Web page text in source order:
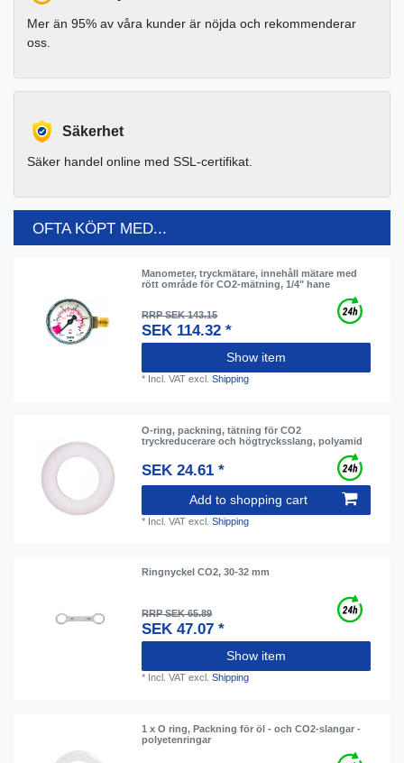
Mer än 95% av våra kunder är nöjda och rekommenderar
oss.
Säkerhet
Säker handel online med SSL-certifikat.
OFTA KÖPT MED...
Manometer, tryckmätare, innehåll mätare med
rött område för CO2-mätning, 1/4" hane
RRP SEK 143.15
SEK 114.32 *
Show item
* Incl. VAT excl.Shipping
O-ring, packning, tätning för CO2
tryckreducerare och högtrycksslang, polyamid
SEK 24.61 *
Add to shopping cart
* Incl. VAT excl.Shipping
Ringnyckel CO2, 30-32 mm
RRP SEK 65.89
SEK 47.07 *
Show item
* Incl. VAT excl.Shipping
1 x O ring, Packning för öl - och CО2-slangar -
polyetenringar